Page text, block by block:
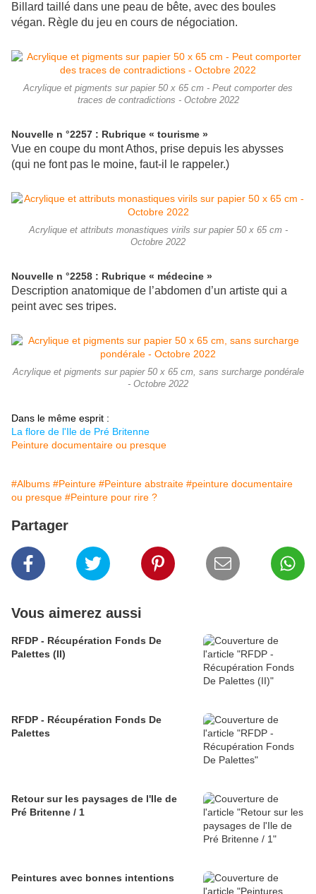
Billard taillé dans une peau de bête, avec des boules
végan. Règle du jeu en cours de négociation.
Acrylique et pigments sur papier 50 x 65 cm - Peut comporter des
traces de contradictions - Octobre 2022
Nouvelle n °2257 : Rubrique « tourisme »
Vue en coupe du mont Athos, prise depuis les abysses
(qui ne font pas le moine, faut-il le rappeler.)
Acrylique et attributs monastiques virils sur papier 50 x 65 cm -
Octobre 2022
Nouvelle n °2258 : Rubrique « médecine »
Description anatomique de l’abdomen d’un artiste qui a
peint avec ses tripes.
Acrylique et pigments sur papier 50 x 65 cm, sans surcharge pondérale
- Octobre 2022
Dans le même esprit :
La flore de l'Ile de Pré Britenne
Peinture documentaire ou presque
#Albums #Peinture #Peinture abstraite #peinture documentaire
ou presque #Peinture pour rire ?
Partager
Vous aimerez aussi
RFDP - Récupération Fonds De
Palettes (II)
RFDP - Récupération Fonds De
Palettes
Retour sur les paysages de l'Ile de
Pré Britenne / 1
Peintures avec bonnes intentions